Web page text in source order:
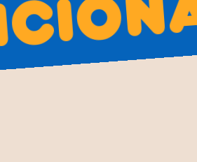
caganer perfecte per honrar la
el Nadal amb un toc